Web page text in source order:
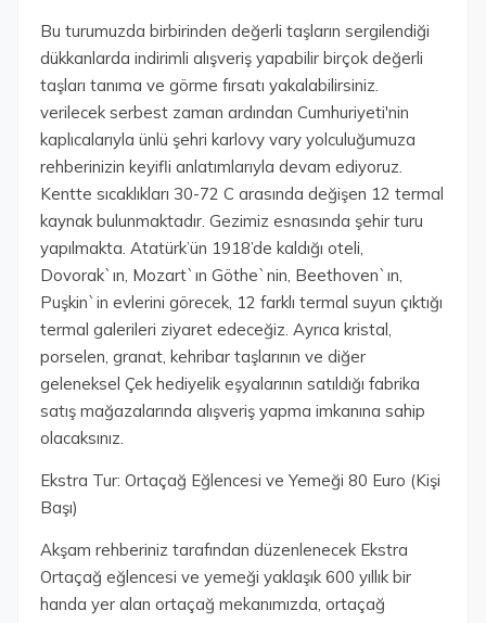
Bu turumuzda birbirinden değerli taşların sergilendiği
dükkanlarda indirimli alışveriş yapabilir birçok değerli
taşları tanıma ve görme fırsatı yakalabilirsiniz.
verilecek serbest zaman ardından Cumhuriyeti'nin
kaplıcalarıyla ünlü şehri karlovy vary yolculuğumuza
rehberinizin keyifli anlatımlarıyla devam ediyoruz.
Kentte sıcaklıkları 30-72 C arasında değişen 12 termal
kaynak bulunmaktadır. Gezimiz esnasında şehir turu
yapılmakta. Atatürk’ün 1918’de kaldığı oteli,
Dovorak`ın, Mozart`ın Göthe`nin, Beethoven`ın,
Puşkin`in evlerini görecek, 12 farklı termal suyun çıktığı
termal galerileri ziyaret edeceğiz. Ayrıca kristal,
porselen, granat, kehribar taşlarının ve diğer
geleneksel Çek hediyelik eşyalarının satıldığı fabrika
satış mağazalarında alışveriş yapma imkanına sahip
olacaksınız.
Ekstra Tur: Ortaçağ Eğlencesi ve Yemeği 80 Euro (Kişi
Başı)
Akşam rehberiniz tarafından düzenlenecek Ekstra
Ortaçağ eğlencesi ve yemeği yaklaşık 600 yıllık bir
handa yer alan ortaçağ mekanımızda, ortaçağ